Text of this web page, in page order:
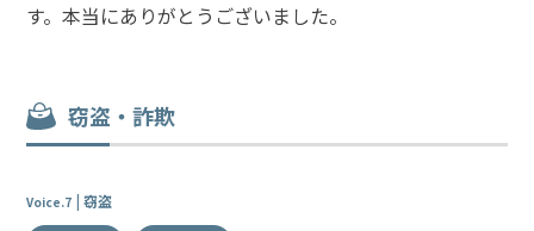
す。本当にありがとうございました。
窃盗・詐欺
Voice.7 窃盗